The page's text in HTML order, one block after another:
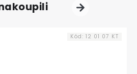
Kód: 12 01 07 KT
Next